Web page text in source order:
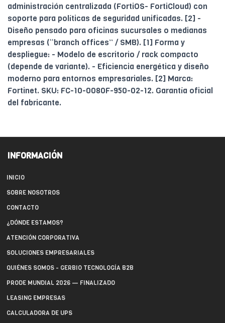
administración centralizada (FortiOS- FortiCloud) con
soporte para políticas de seguridad unificadas. [2] -
Diseño pensado para oficinas sucursales o medianas
empresas (“branch offices” / SMB). [1] Forma y
despliegue: - Modelo de escritorio / rack compacto
(depende de variante). - Eficiencia energética y diseño
moderno para entornos empresariales. [2] Marca:
Fortinet. SKU: FC-10-0080F-950-02-12. Garantía oficial
del fabricante.
INFORMACIÓN
INICIO
SOBRE NOSOTROS
CONTACTO
¿DÓNDE ESTAMOS?
ATENCIÓN CORPORATIVA
SOLUCIONES EMPRESARIALES
QUIÉNES SOMOS - GERBIO TECNOLOGÍA B2B
PRODE MUNDIAL 2026 — FINALIZADO
LEASING EMPRESAS
CALCULADORA DE UPS